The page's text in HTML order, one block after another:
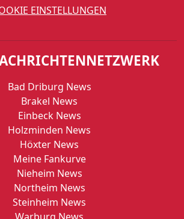
EINSTELLUNGEN
Bad Driburg News
Brakel News
Einbeck News
Holzminden News
Höxter News
Meine Fankurve
Nieheim News
Northeim News
Steinheim News